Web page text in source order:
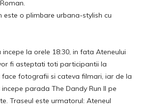
este o plimbare urbana-stylish cu
incepe la orele 18:30, in fata Ateneului
fi asteptati toti participantii la
fotografii si cateva filmari, iar de la
parada The Dandy Run II pe
Traseul este urmatorul: Ateneul